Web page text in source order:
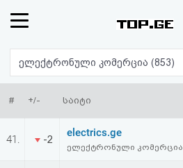
რეიტინგი
(მთავარი)
ფოსტა
ელექტრონული კომერცია (853)
# +/- საიტი
41. -2
electrics.ge
ელექტრონული კომერცია